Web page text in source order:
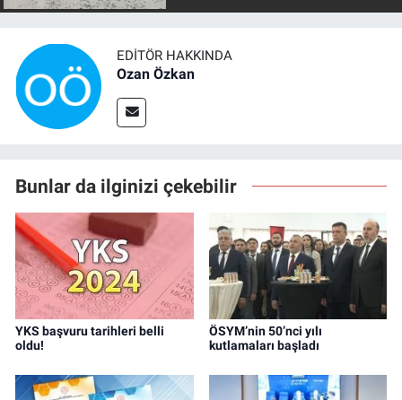
EDITÖR HAKKINDA
Ozan Özkan
Bunlar da ilginizi çekebilir
YKS başvuru tarihleri belli
oldu!
ÖSYM’nin 50’nci yılı
kutlamaları başladı